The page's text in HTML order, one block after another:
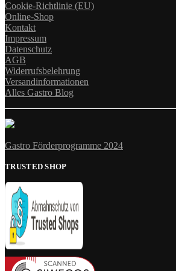
Cookie-Richtlinie (EU)
Online-Shop
Kontakt
Impressum
Datenschutz
AGB
Widerrufsbelehrung
Versandinformationen
Alles Gastro Blog
Gastro Förderprogramme 2024
TRUSTED SHOP